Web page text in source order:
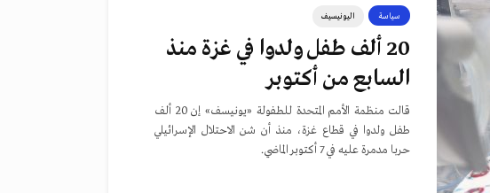
سياسة اليونيسيف
20 ألف طفل ولدوا في غزة منذ
السابع من أكتوبر
قالت منظمة الأمم المتحدة للطفولة «يونيسف» إن 20 ألف
طفل ولدوا في قطاع غزة، منذ أن شن الاحتلال الإسرائيلي
حربا مدمرة عليه في 7 أكتوبر الماضي.